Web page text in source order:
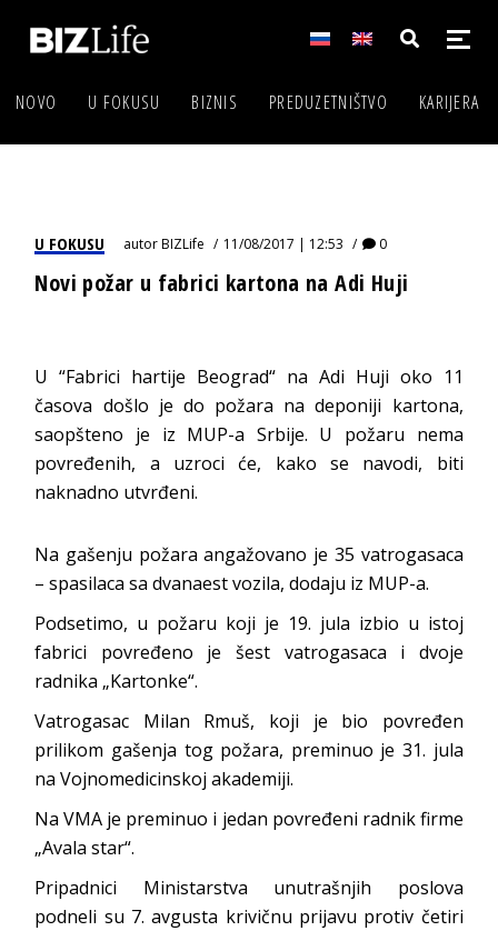
NOVO U FOKUSU BIZNIS PREDUZETNIŠTVO KARIJERA
U FOKUSU autorBIZLife 11/08/2017 | 12:53 0
Novi požar u fabrici kartona na Adi Huji
U “Fabrici hartije Beograd“ na Adi Huji oko 11
časova došlo je do požara na deponiji kartona,
saopšteno je iz MUP-a Srbije. U požaru nema
povređenih, a uzroci će, kako se navodi, biti
naknadno utvrđeni.
Na gašenju požara angažovano je 35 vatrogasaca
– spasilaca sa dvanaest vozila, dodaju iz MUP-a.
Podsetimo, u požaru koji je 19. jula izbio u istoj
fabrici povređeno je šest vatrogasaca i dvoje
radnika „Kartonke“.
Vatrogasac Milan Rmuš, koji je bio povređen
prilikom gašenja tog požara, preminuo je 31. jula
na Vojnomedicinskoj akademiji.
Na VMA je preminuo i jedan povređeni radnik firme
„Avala star“.
Pripadnici Ministarstva unutrašnjih poslova
podneli su 7. avgusta krivičnu prijavu protiv četiri